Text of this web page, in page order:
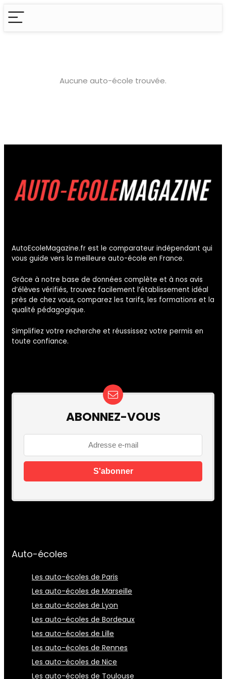
Aucune auto-école trouvée.
AutoEcoleMagazine.fr est le comparateur indépendant qui
vous guide vers la meilleure auto-école en France.
Grâce à notre base de données complète et à nos avis
d’élèves vérifiés, trouvez facilement l’établissement idéal
près de chez vous, comparez les tarifs, les formations et la
qualité pédagogique.
Simplifiez votre recherche et réussissez votre permis en
toute confiance.
ABONNEZ-VOUS
Auto-écoles
Les auto-écoles de Paris
Les auto-écoles de Marseille
Les auto-écoles de Lyon
Les auto-écoles de Bordeaux
Les auto-écoles de Lille
Les auto-écoles de Rennes
Les auto-écoles de Nice
Les auto-écoles de Toulouse